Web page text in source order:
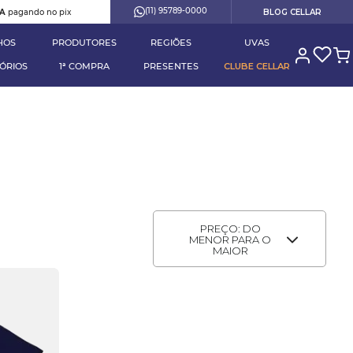
pagando no pix (11) 95789-0000 BLOG CELLAR
PRODUTORES REGIÕES UVAS
1ª COMPRA PRESENTES CLUBE CELLAR
PREÇO: DO
MENOR PARA O
MAIOR